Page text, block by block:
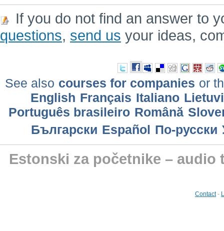
If you do not find an answer to
questions, send us your ideas,
See also courses for companies or
English Français Italiano
Português brasileiro Română
Български Еspañol По-русски
Estonski za početnike – audio
Contact-